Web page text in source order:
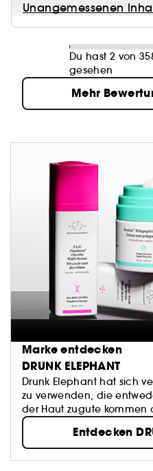
Unangemessenen
Du hast 2 von
gesehen
Mehr
Marke entdecken
DRUNK ELEPHANT
Drunk Elephant hat sich
zu verwenden, die
der Haut zugute kommen
unserer Formulierungen
wir wert auf einen
Formulierungen, die die
niedermolekulare
Entdecken